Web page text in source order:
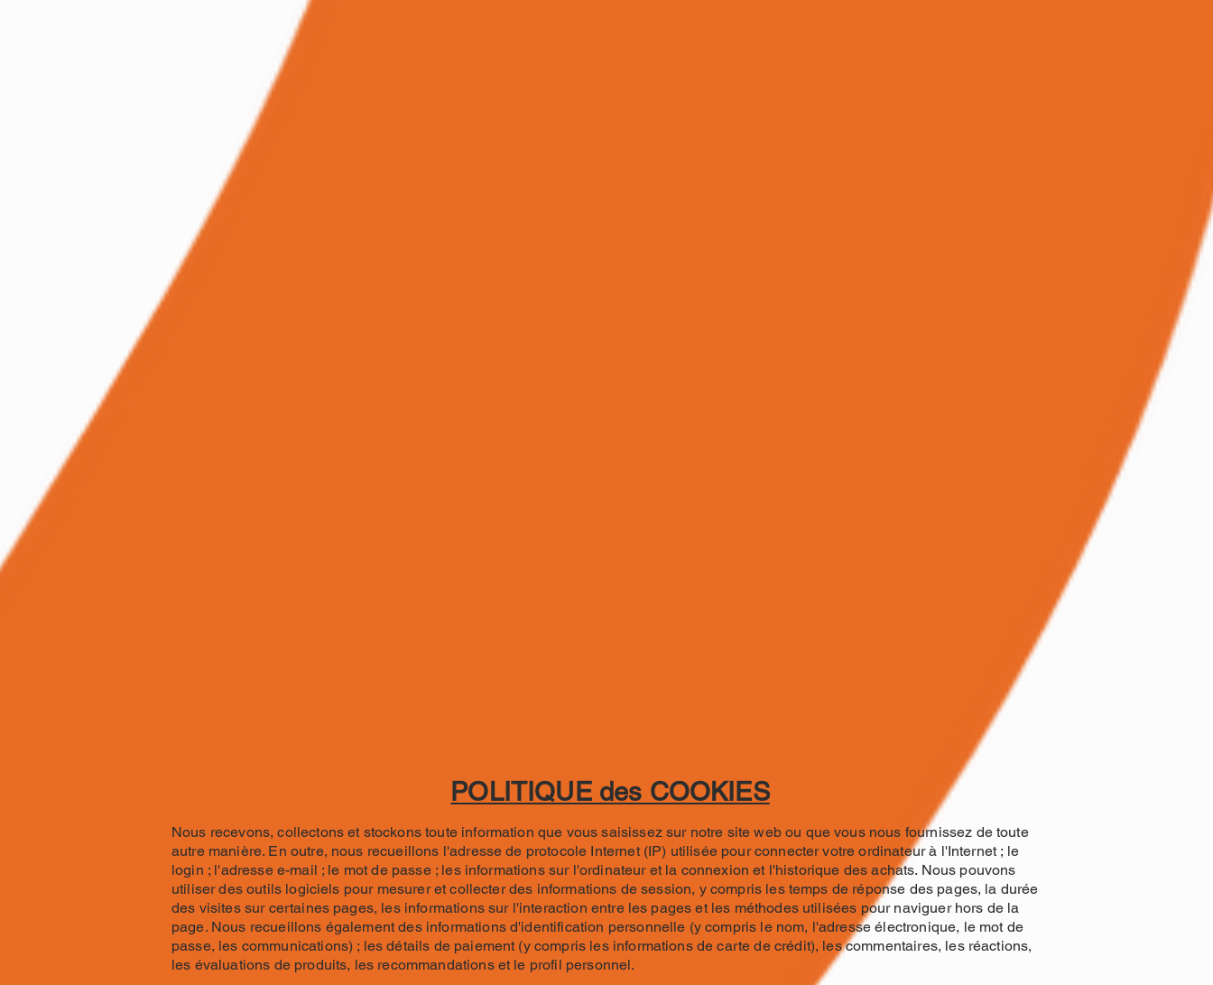
POLITIQUE des COOKIES
Nous recevons, collectons et stockons toute information que vous saisissez sur notre site web ou que vous nous fournissez de toute
autre manière. En outre, nous recueillons l'adresse de protocole Internet (IP) utilisée pour connecter votre ordinateur à l'Internet ; le
login ; l'adresse e-mail ; le mot de passe ; les informations sur l'ordinateur et la connexion et l'historique des achats. Nous pouvons
utiliser des outils logiciels pour mesurer et collecter des informations de session, y compris les temps de réponse des pages, la durée
des visites sur certaines pages, les informations sur l'interaction entre les pages et les méthodes utilisées pour naviguer hors de la
page. Nous recueillons également des informations d'identification personnelle (y compris le nom, l'adresse électronique, le mot de
passe, les communications) ; les détails de paiement (y compris les informations de carte de crédit), les commentaires, les réactions,
les évaluations de produits, les recommandations et le profil personnel.